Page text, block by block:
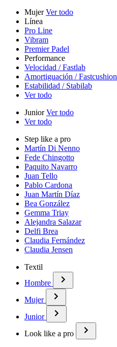
MujerVer todo
Línea
Pro Line
Vibram
Premier Padel
Performance
Velocidad / Fastlab
Amortiguación / Fastcushion
Estabilidad / Stabilab
Ver todo
JuniorVer todo
Ver todo
Step like a pro
Martín Di Nenno
Fede Chingotto
Paquito Navarro
Juan Tello
Pablo Cardona
Juan Martín Díaz
Bea González
Gemma Triay
Alejandra Salazar
Delfi Brea
Claudia Fernández
Claudia Jensen
Textil
Hombre
Mujer
Junior
Look like a pro